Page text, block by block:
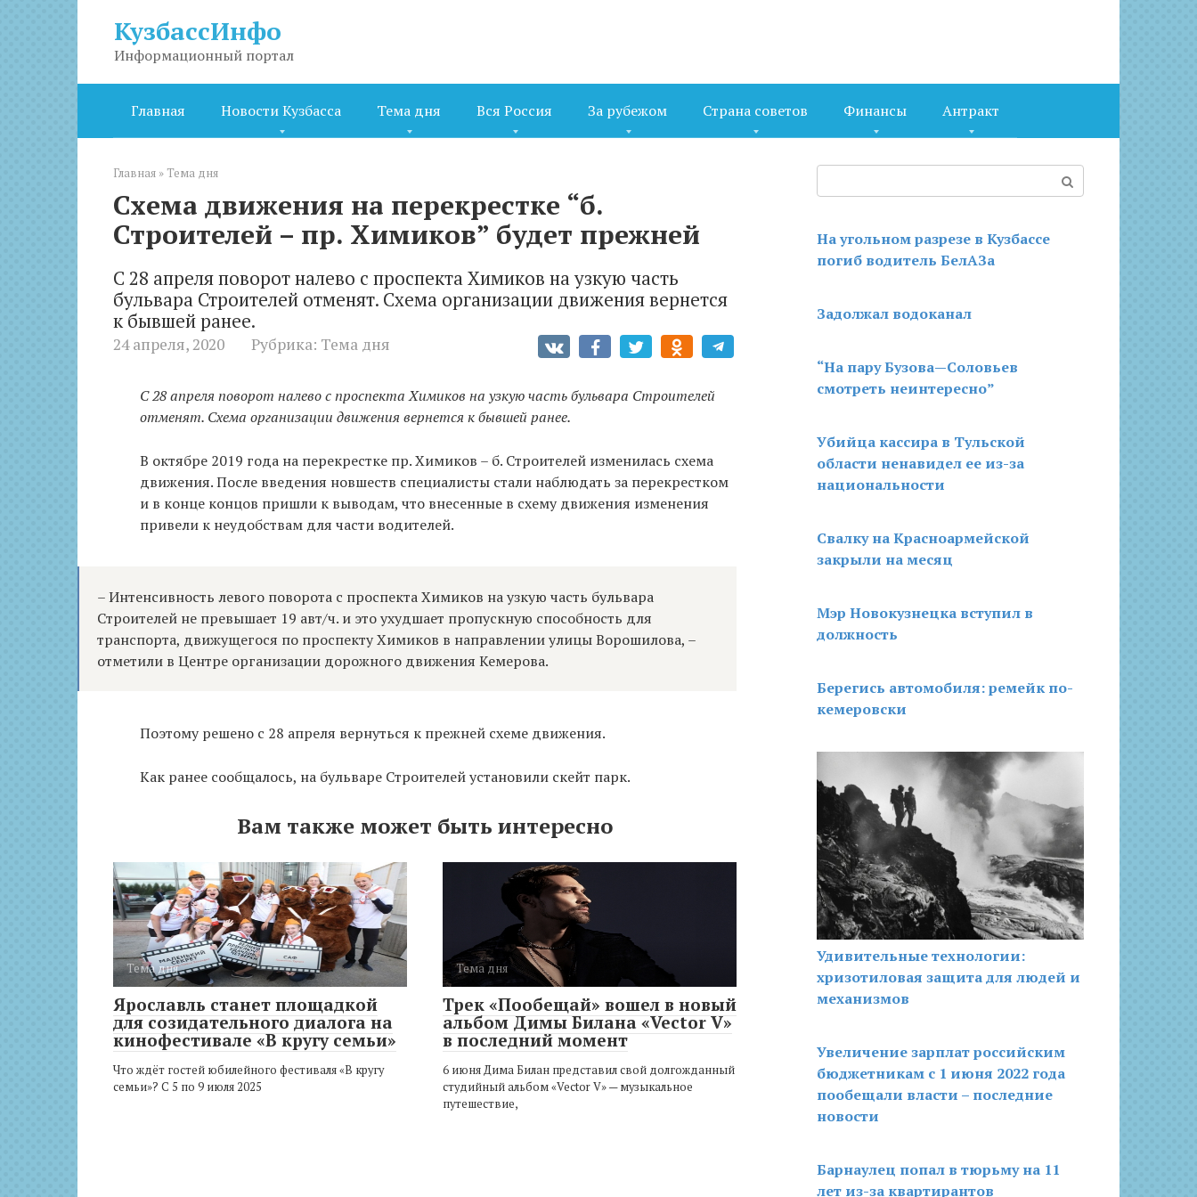
КузбассИнфо
Информационный портал
Главная Новости Кузбасса Тема дня Вся Россия За рубежом Страна советов Финансы Антракт
Главная » Тема дня
Схема движения на перекрестке “б.
Строителей – пр. Химиков” будет прежней
С 28 апреля поворот налево с проспекта Химиков на узкую часть
бульвара Строителей отменят. Схема организации движения вернется
к бывшей ранее.
24 апреля, 2020 Рубрика: Тема дня
С 28 апреля поворот налево с проспекта Химиков на узкую часть бульвара Строителей
отменят. Схема организации движения вернется к бывшей ранее.
В октябре 2019 года на перекрестке пр. Химиков – б. Строителей изменилась схема
движения. После введения новшеств специалисты стали наблюдать за перекрестком
и в конце концов пришли к выводам, что внесенные в схему движения изменения
привели к неудобствам для части водителей.
– Интенсивность левого поворота с проспекта Химиков на узкую часть бульвара
Строителей не превышает 19 авт/ч. и это ухудшает пропускную способность для
транспорта, движущегося по проспекту Химиков в направлении улицы Ворошилова, –
отметили в Центре организации дорожного движения Кемерова.
Поэтому решено с 28 апреля вернуться к прежней схеме движения.
Как ранее сообщалось, на бульваре Строителей установили скейт парк.
Вам также может быть интересно
Тема дня
Ярославль станет площадкой
для созидательного диалога на
кинофестивале «В кругу семьи»
Что ждёт гостей юбилейного фестиваля «В кругу
семьи»? С 5 по 9 июля 2025
Тема дня
Трек «Пообещай» вошел в новый
альбом Димы Билана «Vector V»
в последний момент
6 июня Дима Билан представил свой долгожданный
студийный альбом «Vector V» — музыкальное
путешествие,
На угольном разрезе в Кузбассе
погиб водитель БелАЗа
Задолжал водоканал
“На пару Бузова—Соловьев
смотреть неинтересно”
Убийца кассира в Тульской
области ненавидел ее из-за
национальности
Свалку на Красноармейской
закрыли на месяц
Мэр Новокузнецка вступил в
должность
Берегись автомобиля: ремейк по-
кемеровски
Удивительные технологии:
хризотиловая защита для людей и
механизмов
Увеличение зарплат российским
бюджетникам с 1 июня 2022 года
пообещали власти – последние
новости
Барнаулец попал в тюрьму на 11
лет из-за квартирантов